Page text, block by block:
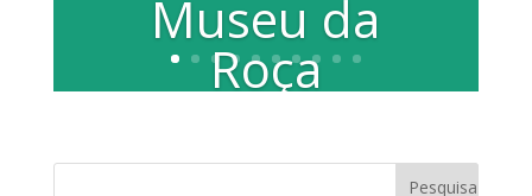
Museu da
Roça